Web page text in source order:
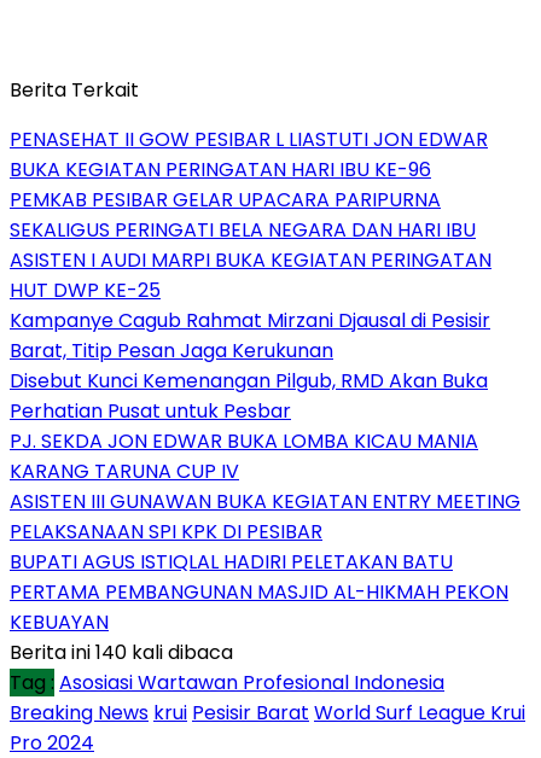
Berita Terkait
PENASEHAT II GOW PESIBAR L LIASTUTI JON EDWAR
BUKA KEGIATAN PERINGATAN HARI IBU KE-96
PEMKAB PESIBAR GELAR UPACARA PARIPURNA
SEKALIGUS PERINGATI BELA NEGARA DAN HARI IBU
ASISTEN I AUDI MARPI BUKA KEGIATAN PERINGATAN
HUT DWP KE-25
Kampanye Cagub Rahmat Mirzani Djausal di Pesisir
Barat, Titip Pesan Jaga Kerukunan
Disebut Kunci Kemenangan Pilgub, RMD Akan Buka
Perhatian Pusat untuk Pesbar
PJ. SEKDA JON EDWAR BUKA LOMBA KICAU MANIA
KARANG TARUNA CUP IV
ASISTEN III GUNAWAN BUKA KEGIATAN ENTRY MEETING
PELAKSANAAN SPI KPK DI PESIBAR
BUPATI AGUS ISTIQLAL HADIRI PELETAKAN BATU
PERTAMA PEMBANGUNAN MASJID AL-HIKMAH PEKON
KEBUAYAN
Berita ini 140 kali dibaca
Tag : Asosiasi Wartawan Profesional Indonesia
Breaking News krui Pesisir Barat World Surf League Krui
Pro 2024